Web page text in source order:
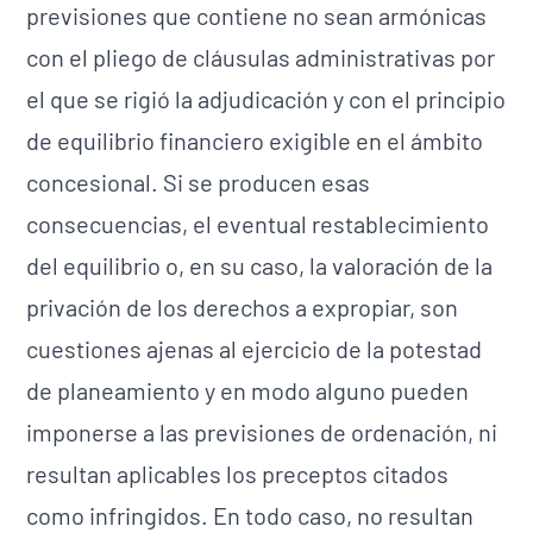
previsiones que contiene no sean armónicas
con el pliego de cláusulas administrativas por
el que se rigió la adjudicación y con el principio
de equilibrio financiero exigible en el ámbito
concesional. Si se producen esas
consecuencias, el eventual restablecimiento
del equilibrio o, en su caso, la valoración de la
privación de los derechos a expropiar, son
cuestiones ajenas al ejercicio de la potestad
de planeamiento y en modo alguno pueden
imponerse a las previsiones de ordenación, ni
resultan aplicables los preceptos citados
como infringidos. En todo caso, no resultan